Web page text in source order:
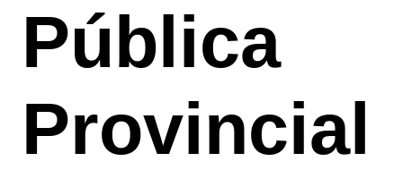
Pública
Provincial